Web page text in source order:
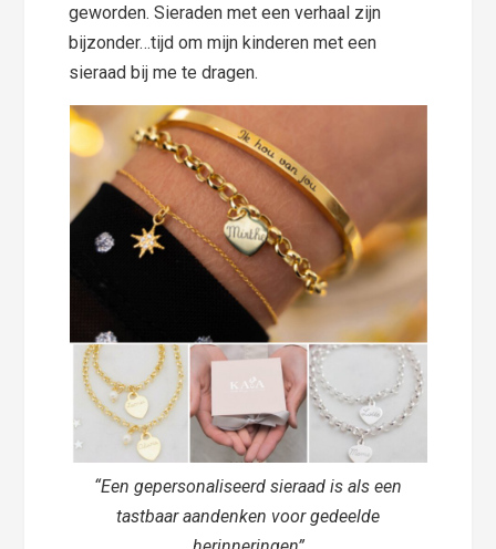
geworden. Sieraden met een verhaal zijn
bijzonder…tijd om mijn kinderen met een
sieraad bij me te dragen.
“Een gepersonaliseerd sieraad is als een
tastbaar aandenken voor gedeelde